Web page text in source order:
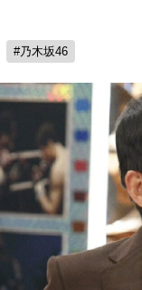
#乃木坂46